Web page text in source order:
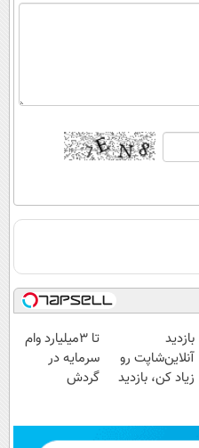
بازدید
آنلاین‌شاپت رو
زیاد کن، بازدید
تا 3میلیارد وام
سرمایه در
گردش
ثبت کن